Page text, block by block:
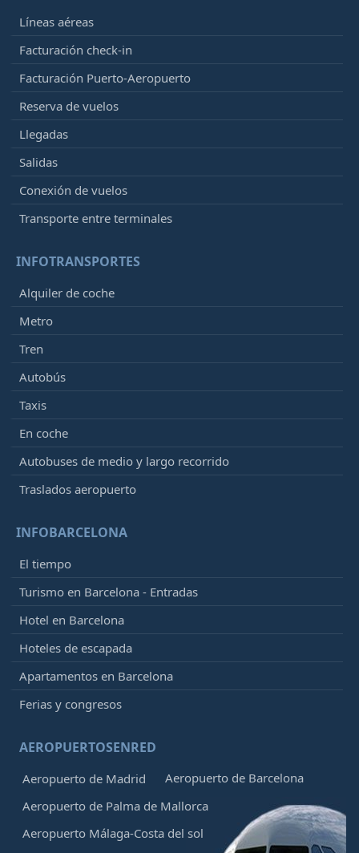
Líneas aéreas
Facturación check-in
Facturación Puerto-Aeropuerto
Reserva de vuelos
Llegadas
Salidas
Conexión de vuelos
Transporte entre terminales
INFOTRANSPORTES
Alquiler de coche
Metro
Tren
Autobús
Taxis
En coche
Autobuses de medio y largo recorrido
Traslados aeropuerto
INFOBARCELONA
El tiempo
Turismo en Barcelona - Entradas
Hotel en Barcelona
Hoteles de escapada
Apartamentos en Barcelona
Ferias y congresos
AEROPUERTOSENRED
Aeropuerto de Madrid
Aeropuerto de Barcelona
Aeropuerto de Palma de Mallorca
Aeropuerto Málaga-Costa del sol